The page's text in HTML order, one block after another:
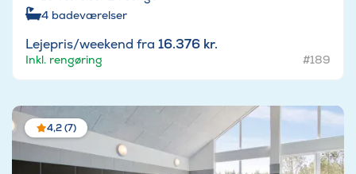
4 badeværelser
Lejepris/weekend fra 16.376 kr.
Inkl. rengøring #189
4,2 (7)